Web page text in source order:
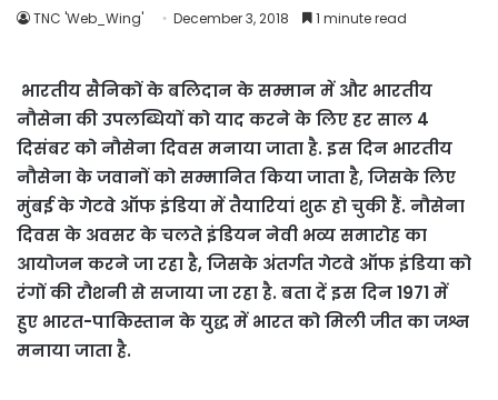
TNC 'Web_Wing' December 3, 2018 1 minute read
भारतीय सैनिकों के बलिदान के सम्मान में और भारतीय
नौसेना की उपलब्धियों को याद करने के लिए हर साल 4
दिसंबर को नौसेना दिवस मनाया जाता है. इस दिन भारतीय
नौसेना के जवानों को सम्मानित किया जाता है, जिसके लिए
मुंबई के गेटवे ऑफ इंडिया में तैयारियां शुरू हो चुकी हैं. नौसेना
दिवस के अवसर के चलते इंडियन नेवी भव्य समारोह का
आयोजन करने जा रहा है, जिसके अंतर्गत गेटवे ऑफ इंडिया को
रंगों की रौशनी से सजाया जा रहा है. बता दें इस दिन 1971 में
हुए भारत-पाकिस्तान के युद्ध में भारत को मिली जीत का जश्न
मनाया जाता है.